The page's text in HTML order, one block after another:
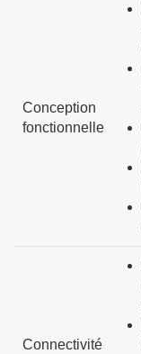
Conception
fonctionnelle
Connectivité